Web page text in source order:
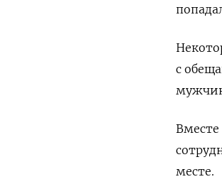
с
Вместе
месте.